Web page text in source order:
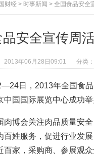
财经 > 时事新闻 > 全国食品安全
安全宣传周
2013年06月28日09:01 分类：
日，2013年全国食
中国国际展览中心成功举
肉博会关注肉品质量安
百姓服务，促进行业发
百家，采购商、参展观众